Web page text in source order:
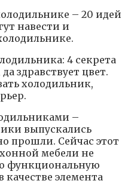
– 20 идей
навести и
4 секрета
здравствует цвет.
холодильник,
–
выпускались
прошли. Сейчас этот
мебели не
функциональную
качестве элемента